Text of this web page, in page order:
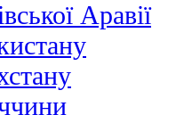
Аравії